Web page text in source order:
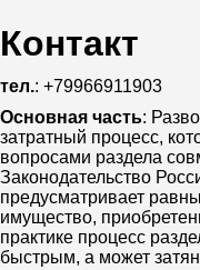
Контакт
тел.: +79966911903
Основная часть:
затратный процесс,
вопросами раздела
Законодательство
предусматривает
имущество,
практике процесс
быстрым, а может